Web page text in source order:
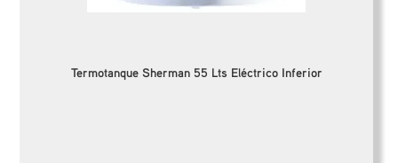
Termotanque Sherman 55 Lts Eléctrico Inferior